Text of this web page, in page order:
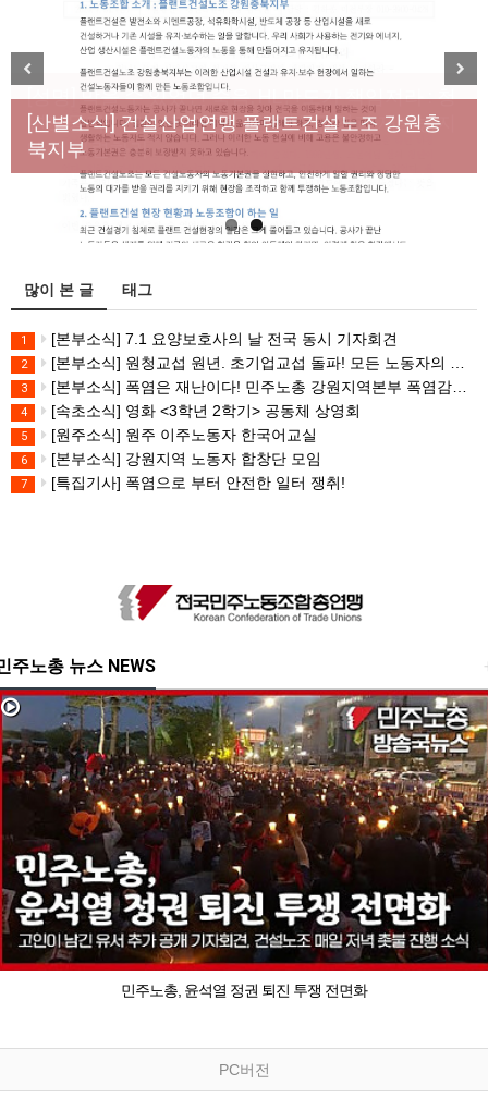
[성명] 막을 수 있었던 죽음, HL만도가 책임져라 : 청
년노동자 사망사고의 철저한 진상규명과 재발방지
대책 마련하라
[산별소식] 건설산업연맹 플랜트건설노조 강원충
북지부
Previous Next
많이 본 글 태그
1 [본부소식] 7.1 요양보호사의 날 전국 동시 기자회견
2 [본부소식] 원청교섭 원년. 초기업교섭 돌파! 모든 노동자의 노동기본권 쟁취! 민주노총 7.15 총파업대회
3 [본부소식] 폭염은 재난이다! 민주노총 강원지역본부 폭염감시단 선포 기자회견
4 [속초소식] 영화 <3학년 2학기> 공동체 상영회
5 [원주소식] 원주 이주노동자 한국어교실
6 [본부소식] 강원지역 노동자 합창단 모임
7 [특집기사] 폭염으로 부터 안전한 일터 쟁취!
주노총 뉴스 NEWS
민주노총, 윤석열 정권 퇴진 투쟁 전면화
PC버전